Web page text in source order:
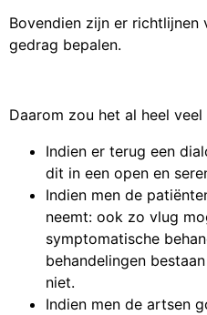
Bovendien zijn er richtlijnen
gedrag bepalen.
Daarom zou het al heel veel
Indien er terug een
dit in een open en
Indien men de
neemt: ook zo vlug
symptomatische
behandelingen
niet.
Indien men de artsen